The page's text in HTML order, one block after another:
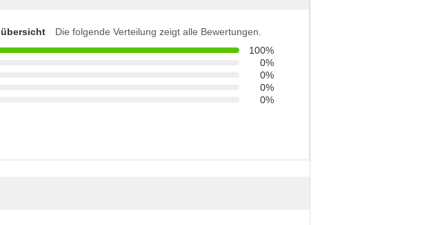
Die folgende Verteilung zeigt alle Bewertungen.
100%
0%
0%
0%
0%